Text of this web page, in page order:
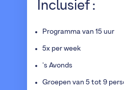
Inclusief :
Programma van 15 uur
5x per week
's Avonds
Groepen van 5 tot 9